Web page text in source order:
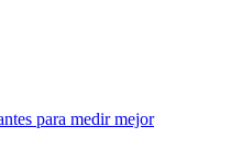
para medir mejor